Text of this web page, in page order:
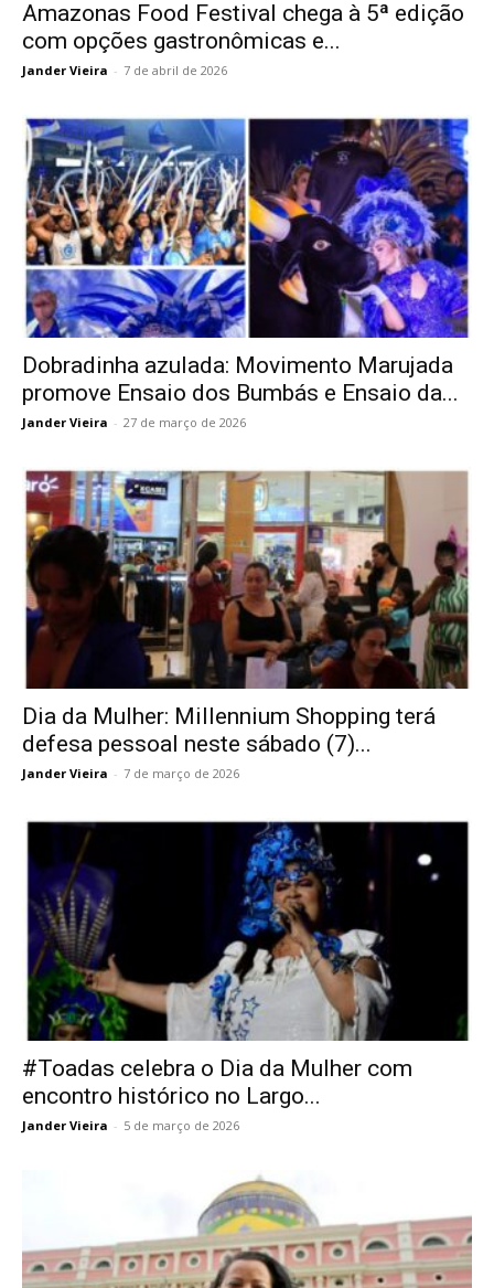
Amazonas Food Festival chega à 5ª edição
com opções gastronômicas e...
Jander Vieira - 7 de abril de 2026
Dobradinha azulada: Movimento Marujada
promove Ensaio dos Bumbás e Ensaio da...
Jander Vieira - 27 de março de 2026
Dia da Mulher: Millennium Shopping terá
defesa pessoal neste sábado (7)...
Jander Vieira - 7 de março de 2026
#Toadas celebra o Dia da Mulher com
encontro histórico no Largo...
Jander Vieira - 5 de março de 2026